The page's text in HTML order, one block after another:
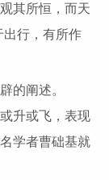
其所恒，而天
出行，有所作
的阐述。
升或飞，表现
学者曹础基就